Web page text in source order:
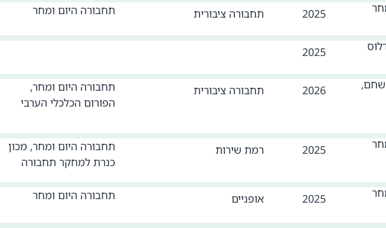
2025 תחבורה ציבורית תחבורה היום ומחר
2025
שחם, 2026 תחבורה ציבורית
תחבורה היום ומחר,
הפורום הכלכלי הערבי
2025 רמת שירות
תחבורה היום ומחר, מכון
כנרת למחקר תחבורה
2025 אופניים תחבורה היום ומחר